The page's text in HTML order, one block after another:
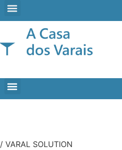
/ VARAL SOLUTION